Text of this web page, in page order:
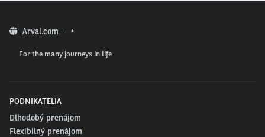
Máte neja­kú dob­rú dovo­len­ko­vú radu, kto­rú sa
vám rok­mi osvedčila?
Arval.com
For the many journeys in life
PODNIKATELIA
Dlhodobý prenájom
Flexibilný prenájom